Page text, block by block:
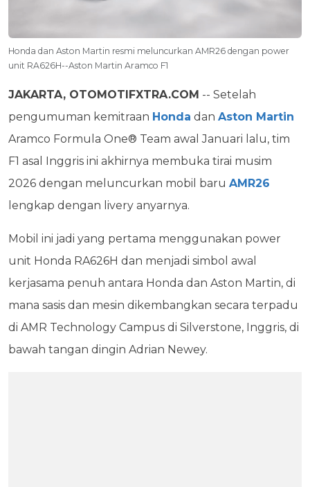
Honda dan Aston Martin resmi meluncurkan AMR26 dengan power
unit RA626H--Aston Martin Aramco F1
JAKARTA, OTOMOTIFXTRA.COM -- Setelah
pengumuman kemitraan Honda dan Aston Martin
Aramco Formula One® Team awal Januari lalu, tim
F1 asal Inggris ini akhirnya membuka tirai musim
2026 dengan meluncurkan mobil baru AMR26
lengkap dengan livery anyarnya.
Mobil ini jadi yang pertama menggunakan power
unit Honda RA626H dan menjadi simbol awal
kerjasama penuh antara Honda dan Aston Martin, di
mana sasis dan mesin dikembangkan secara terpadu
di AMR Technology Campus di Silverstone, Inggris, di
bawah tangan dingin Adrian Newey.